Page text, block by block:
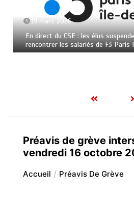
19 mars 2026
En direct du CSE : les élus
rencontrer les salariés de F3 Paris
Préavis de grève
vendredi 16 octobre
Accueil Préavis De Grève